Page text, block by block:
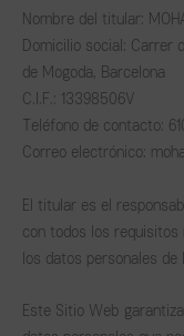
Nombre del titular:
Domicilio social: Carrer
de Mogoda, Barcelona
C.I.F.: 13398506V
Teléfono de contacto:
Correo electrónico:
El titular es el
con todos los requisitos
los datos personales de
Este Sitio Web